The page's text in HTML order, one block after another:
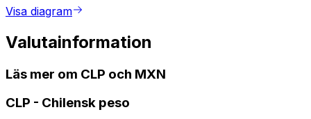
Visa diagram
Valutainformation
Läs mer om CLP och MXN
CLP - Chilensk peso